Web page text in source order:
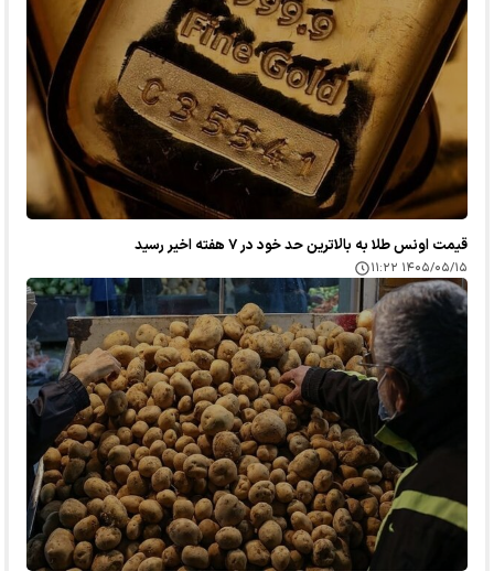
قیمت اونس طلا به بالاترین حد خود در ۷ هفته اخیر رسید
۱۴۰۵/۰۵/۱۵ ۱۱:۲۲